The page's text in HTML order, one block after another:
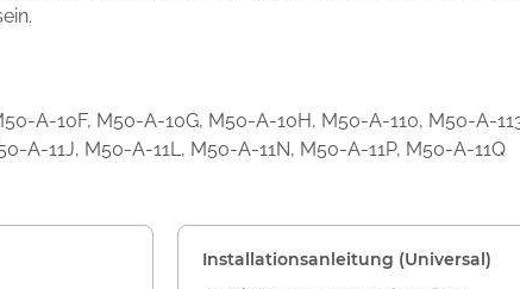
A-10F, M50-A-10G, M50-A-10H, M50-A-110, M50-A-
A-11J, M50-A-11L, M50-A-11N, M50-A-11P, M50-A-11Q
Installationsanleitung (Universal)